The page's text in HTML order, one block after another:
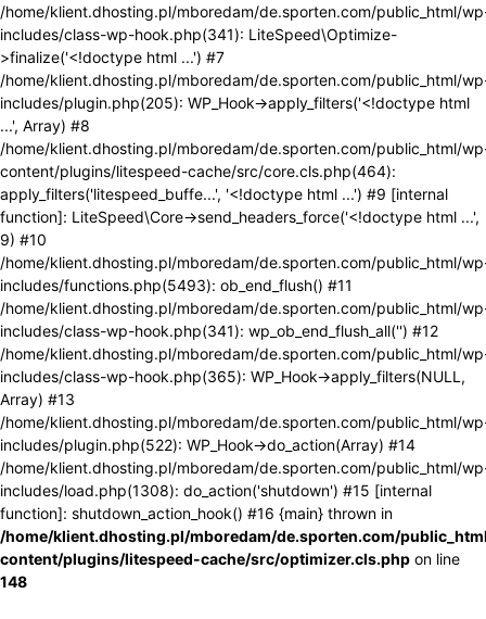
/home/klient.dhosting.pl/mboredam/de.sporten.com/public_html/
includes/class-wp-hook.php(341): LiteSpeed\Optimize-
>finalize('<!doctype html ...') #7
/home/klient.dhosting.pl/mboredam/de.sporten.com/public_html/
includes/plugin.php(205): WP_Hook->apply_filters('<!doctype html
...', Array) #8
/home/klient.dhosting.pl/mboredam/de.sporten.com/public_html/
content/plugins/litespeed-cache/src/core.cls.php(464):
apply_filters('litespeed_buffe...', '<!doctype html ...') #9 [internal
function]: LiteSpeed\Core->send_headers_force('<!doctype html ...',
9) #10
/home/klient.dhosting.pl/mboredam/de.sporten.com/public_html/
includes/functions.php(5493): ob_end_flush() #11
/home/klient.dhosting.pl/mboredam/de.sporten.com/public_html/
includes/class-wp-hook.php(341): wp_ob_end_flush_all('') #12
/home/klient.dhosting.pl/mboredam/de.sporten.com/public_html/
includes/class-wp-hook.php(365): WP_Hook->apply_filters(NULL,
Array) #13
/home/klient.dhosting.pl/mboredam/de.sporten.com/public_html/
includes/plugin.php(522): WP_Hook->do_action(Array) #14
/home/klient.dhosting.pl/mboredam/de.sporten.com/public_html/
includes/load.php(1308): do_action('shutdown') #15 [internal
function]: shutdown_action_hook() #16 {main} thrown in
/home/klient.dhosting.pl/mboredam/de.sporten.com/
content/plugins/litespeed-cache/src/optimizer.cls.php on line
148